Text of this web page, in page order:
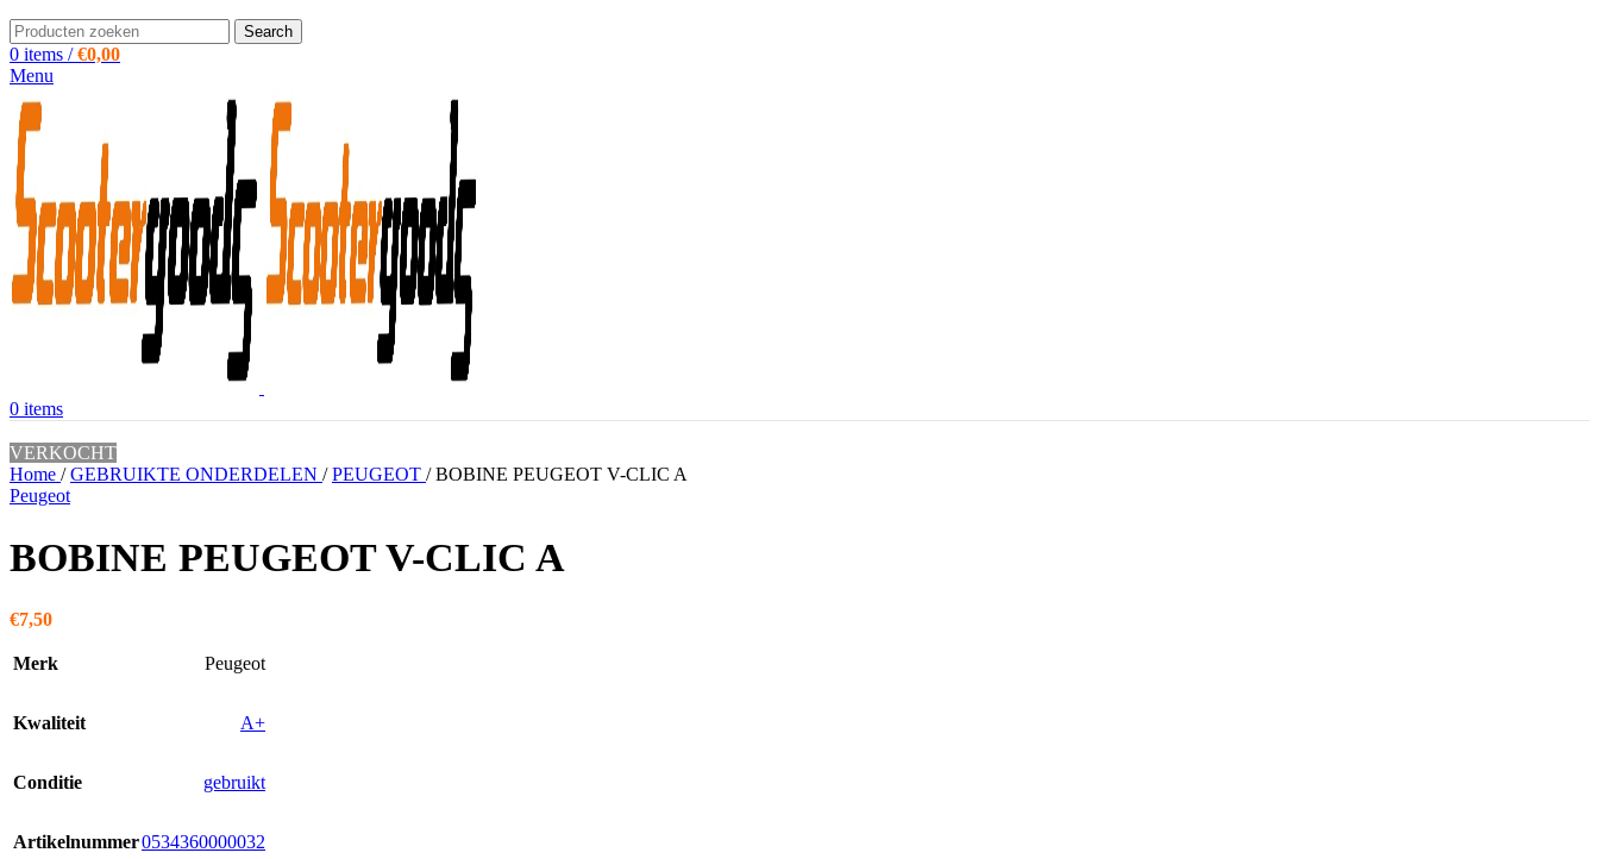
Search
0 items / €0,00
Menu
0 items
VERKOCHT
Home / GEBRUIKTE ONDERDELEN / PEUGEOT / BOBINE PEUGEOT V-CLIC A
Peugeot
BOBINE PEUGEOT V-CLIC A
€7,50
Merk Peugeot
Kwaliteit A+
Conditie gebruikt
Artikelnummer0534360000032